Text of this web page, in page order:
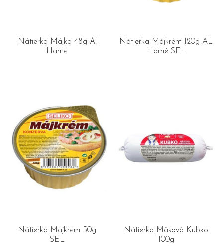
Nátierka Májka 48g Al
Hamé
Nátierka Májkrém 120g AL
Hamé SEL
Nátierka Majkrém 50g
SEL
Nátierka Mäsová Kubko
100g